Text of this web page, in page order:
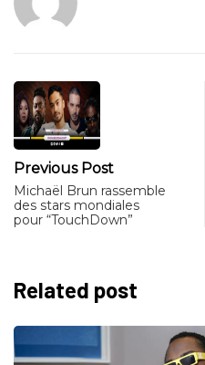
Previous Post
Michaël Brun rassemble
des stars mondiales
pour “TouchDown”
Related post